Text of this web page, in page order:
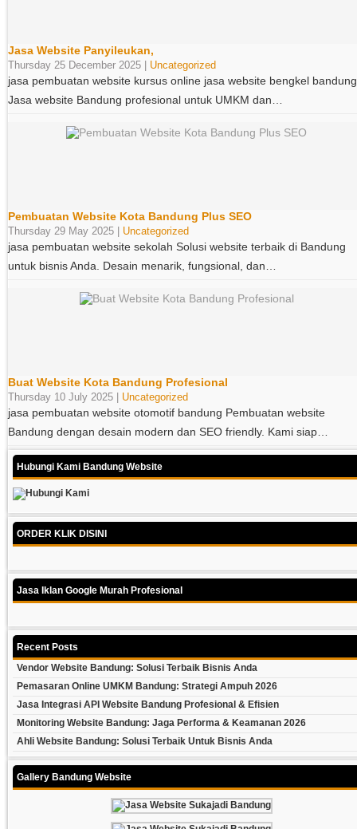
Jasa Website Panyileukan,
Thursday 25 December 2025 | Uncategorized
jasa pembuatan website kursus online jasa website bengkel bandung
Jasa website Bandung profesional untuk UMKM dan…
Pembuatan Website Kota Bandung Plus SEO
Thursday 29 May 2025 | Uncategorized
jasa pembuatan website sekolah Solusi website terbaik di Bandung
untuk bisnis Anda. Desain menarik, fungsional, dan…
Buat Website Kota Bandung Profesional
Thursday 10 July 2025 | Uncategorized
jasa pembuatan website otomotif bandung Pembuatan website
Bandung dengan desain modern dan SEO friendly. Kami siap…
Hubungi Kami Bandung Website
ORDER KLIK DISINI
Jasa Iklan Google Murah Profesional
Recent Posts
Vendor Website Bandung: Solusi Terbaik Bisnis Anda
Pemasaran Online UMKM Bandung: Strategi Ampuh 2026
Jasa Integrasi API Website Bandung Profesional & Efisien
Monitoring Website Bandung: Jaga Performa & Keamanan 2026
Ahli Website Bandung: Solusi Terbaik Untuk Bisnis Anda
Gallery Bandung Website